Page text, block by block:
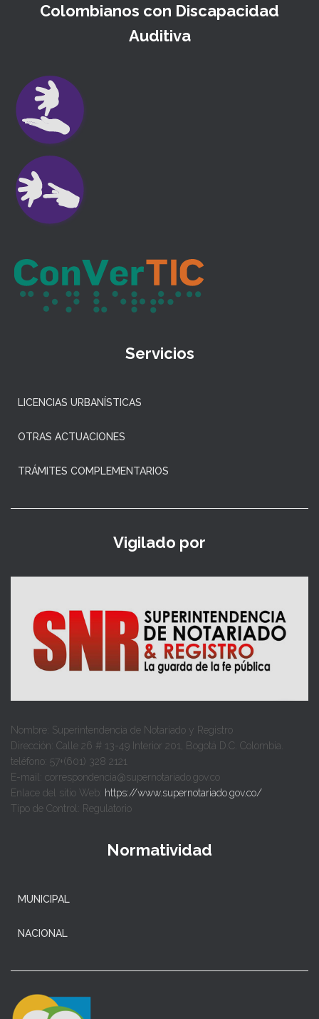
Colombianos con Discapacidad
Auditiva
Servicios
LICENCIAS URBANÍSTICAS
OTRAS ACTUACIONES
TRÁMITES COMPLEMENTARIOS
Vigilado por
Nombre: Superintendencia de Notariado y Registro
Dirección: Calle 26 # 13-49 Interior 201, Bogotá D.C. Colombia.
teléfono: 57+(601) 328 2121
E-mail: correspondencia@supernotariado.gov.co
Enlace del sitio Web: https://www.supernotariado.gov.co/
Tipo de Control: Regulatorio
Normatividad
MUNICIPAL
NACIONAL